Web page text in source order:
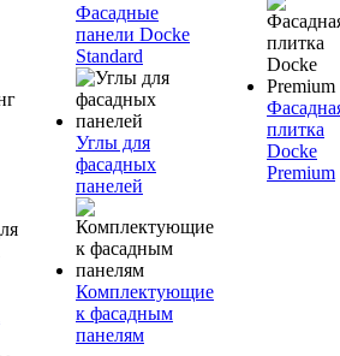
Фасадные
панели Docke
Standard
Углы для
фасадных
панелей
Комплектующие
к фасадным
панелям
плитка
Docke
Premium